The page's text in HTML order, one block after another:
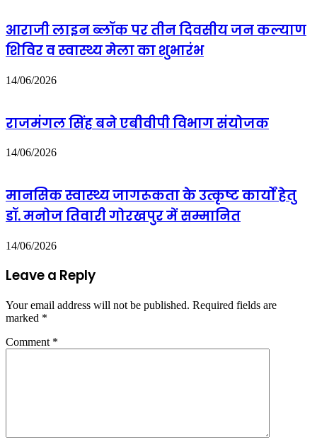
आराजी लाइन ब्लॉक पर तीन दिवसीय जन कल्याण
शिविर व स्वास्थ्य मेला का शुभारंभ
14/06/2026
राजमंगल सिंह बने एबीवीपी विभाग संयोजक
14/06/2026
मानसिक स्वास्थ्य जागरूकता के उत्कृष्ट कार्यों हेतु
डॉ. मनोज तिवारी गोरखपुर में सम्मानित
14/06/2026
Leave a Reply
Your email address will not be published. Required fields are
marked *
Comment *